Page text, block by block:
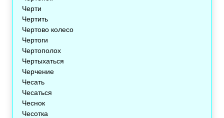
Черти
Чертить
Чертово колесо
Чертоги
Чертополох
Чертыхаться
Черчение
Чесать
Чесаться
Чеснок
Чесотка